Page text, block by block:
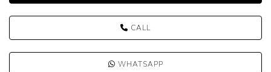
CALL
WHATSAPP